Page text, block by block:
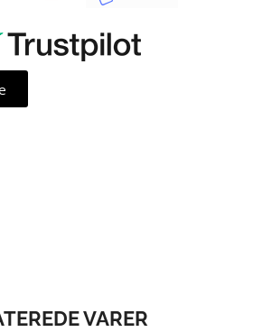
VARER